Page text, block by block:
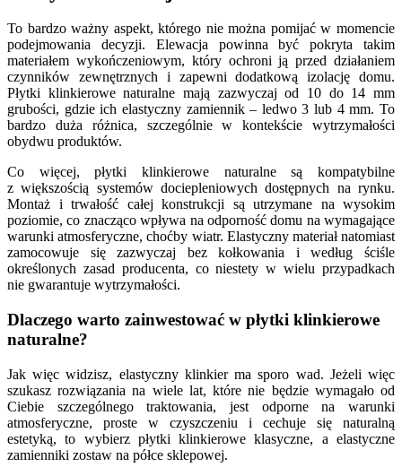
To bardzo ważny aspekt, którego nie można pomijać w momencie
podejmowania decyzji. Elewacja powinna być pokryta takim
materiałem wykończeniowym, który ochroni ją przed działaniem
czynników zewnętrznych i zapewni dodatkową izolację domu.
Płytki klinkierowe naturalne mają zazwyczaj od 10 do 14 mm
grubości, gdzie ich elastyczny zamiennik – ledwo 3 lub 4 mm. To
bardzo duża różnica, szczególnie w kontekście wytrzymałości
obydwu produktów.
Co więcej, płytki klinkierowe naturalne są kompatybilne
z większością systemów dociepleniowych dostępnych na rynku.
Montaż i trwałość całej konstrukcji są utrzymane na wysokim
poziomie, co znacząco wpływa na odporność domu na wymagające
warunki atmosferyczne, choćby wiatr. Elastyczny materiał natomiast
zamocowuje się zazwyczaj bez kołkowania i według ściśle
określonych zasad producenta, co niestety w wielu przypadkach
nie gwarantuje wytrzymałości.
Dlaczego warto zainwestować w płytki klinkierowe
naturalne?
Jak więc widzisz, elastyczny klinkier ma sporo wad. Jeżeli więc
szukasz rozwiązania na wiele lat, które nie będzie wymagało od
Ciebie szczególnego traktowania, jest odporne na warunki
atmosferyczne, proste w czyszczeniu i cechuje się naturalną
estetyką, to wybierz płytki klinkierowe klasyczne, a elastyczne
zamienniki zostaw na półce sklepowej.